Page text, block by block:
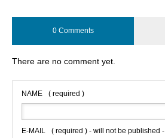
0 Comments
There are no comment yet.
NAME ( required )
E-MAIL ( required ) - will not be published -